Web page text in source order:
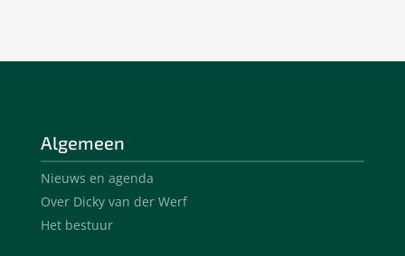
Algemeen
Nieuws en agenda
Over Dicky van der Werf
Het bestuur